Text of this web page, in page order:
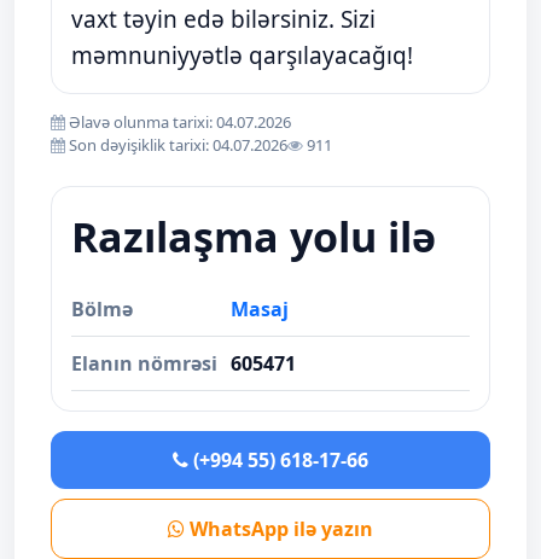
vaxt təyin edə bilərsiniz. Sizi
məmnuniyyətlə qarşılayacağıq!
Əlavə olunma tarixi: 04.07.2026
Son dəyişiklik tarixi: 04.07.2026
911
Razılaşma yolu ilə
Bölmə Masaj
Elanın nömrəsi 605471
(+994 55) 618-17-66
WhatsApp ilə yazın